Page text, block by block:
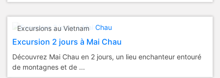
Excursions au Vietnam
Excursion 2 jours à Mai Chau
Découvrez Mai Chau en 2 jours, un lieu enchanteur entouré
de montagnes et de ...